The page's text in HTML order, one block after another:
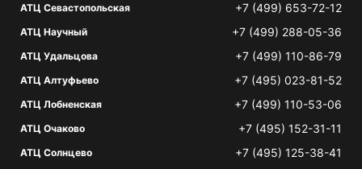
АТЦ Севастопольская +7 (499) 653-72-12
АТЦ Научный +7 (499) 288-05-36
АТЦ Удальцова +7 (499) 110-86-79
АТЦ Алтуфьево +7 (495) 023-81-52
АТЦ Лобненская +7 (499) 110-53-06
АТЦ Очаково +7 (495) 152-31-11
АТЦ Солнцево +7 (495) 125-38-41